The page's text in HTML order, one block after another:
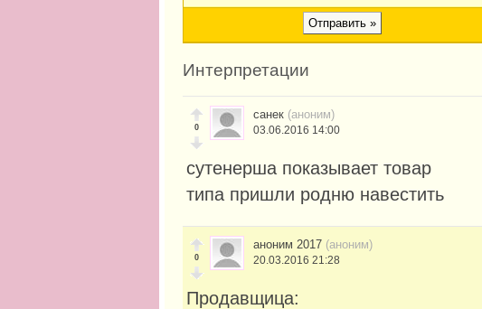
Интерпретации
0
санек (аноним)
03.06.2016 14:00
сутенерша показывает товар
типа пришли родню навестить
0
аноним 2017 (аноним)
20.03.2016 21:28
Продавщица: